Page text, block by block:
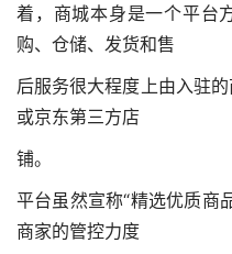
着，商城本身是一个平台
购、仓储、发货和售
后服务很大程度上由入驻
或京东第三方店
铺。
平台虽然宣称“精选优质商
商家的管控力度